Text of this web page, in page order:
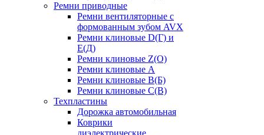
Ремни приводные
Ремни вентиляторные с
формованным зубом AVX
Ремни клиновые D(Г) и
Е(Д)
Ремни клиновые Z(О)
Ремни клиновые А
Ремни клиновые В(Б)
Ремни клиновые С(В)
Техпластины
Дорожка автомобильная
Коврики
диэлектрические